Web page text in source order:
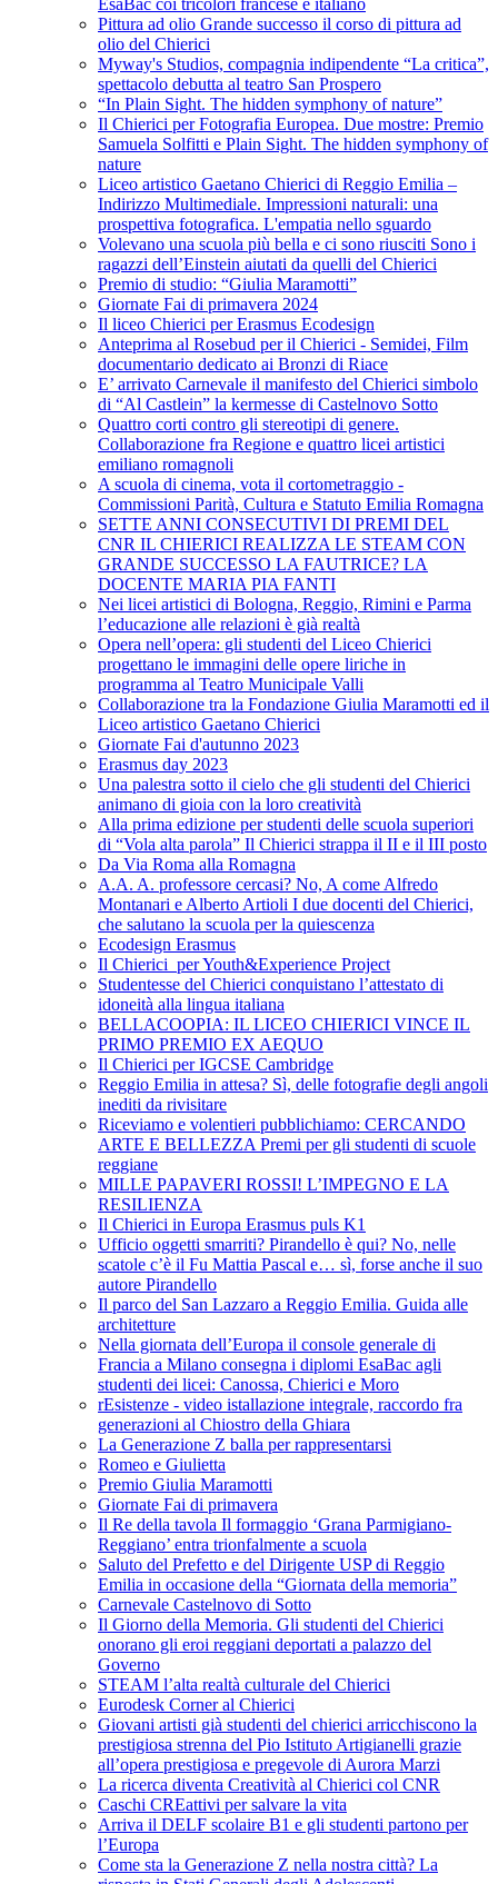
EsaBac coi tricolori francese e italiano
Pittura ad olio Grande successo il corso di pittura ad
olio del Chierici
Myway's Studios, compagnia indipendente “La critica”,
spettacolo debutta al teatro San Prospero
“In Plain Sight. The hidden symphony of nature”
Il Chierici per Fotografia Europea. Due mostre: Premio
Samuela Solfitti e Plain Sight. The hidden symphony of
nature
Liceo artistico Gaetano Chierici di Reggio Emilia –
Indirizzo Multimediale. Impressioni naturali: una
prospettiva fotografica. L'empatia nello sguardo
Volevano una scuola più bella e ci sono riusciti Sono i
ragazzi dell’Einstein aiutati da quelli del Chierici
Premio di studio: “Giulia Maramotti”
Giornate Fai di primavera 2024
Il liceo Chierici per Erasmus Ecodesign
Anteprima al Rosebud per il Chierici - Semidei, Film
documentario dedicato ai Bronzi di Riace
E’ arrivato Carnevale il manifesto del Chierici simbolo
di “Al Castlein” la kermesse di Castelnovo Sotto
Quattro corti contro gli stereotipi di genere.
Collaborazione fra Regione e quattro licei artistici
emiliano romagnoli
A scuola di cinema, vota il cortometraggio -
Commissioni Parità, Cultura e Statuto Emilia Romagna
SETTE ANNI CONSECUTIVI DI PREMI DEL
CNR IL CHIERICI REALIZZA LE STEAM CON
GRANDE SUCCESSO LA FAUTRICE? LA
DOCENTE MARIA PIA FANTI
Nei licei artistici di Bologna, Reggio, Rimini e Parma
l’educazione alle relazioni è già realtà
Opera nell’opera: gli studenti del Liceo Chierici
progettano le immagini delle opere liriche in
programma al Teatro Municipale Valli
Collaborazione tra la Fondazione Giulia Maramotti ed il
Liceo artistico Gaetano Chierici
Giornate Fai d'autunno 2023
Erasmus day 2023
Una palestra sotto il cielo che gli studenti del Chierici
animano di gioia con la loro creatività
Alla prima edizione per studenti delle scuola superiori
di “Vola alta parola” Il Chierici strappa il II e il III posto
Da Via Roma alla Romagna
A.A. A. professore cercasi? No, A come Alfredo
Montanari e Alberto Artioli I due docenti del Chierici,
che salutano la scuola per la quiescenza
Ecodesign Erasmus
Il Chierici per Youth&Experience Project
Studentesse del Chierici conquistano l’attestato di
idoneità alla lingua italiana
BELLACOOPIA: IL LICEO CHIERICI VINCE IL
PRIMO PREMIO EX AEQUO
Il Chierici per IGCSE Cambridge
Reggio Emilia in attesa? Sì, delle fotografie degli angoli
inediti da rivisitare
Riceviamo e volentieri pubblichiamo: CERCANDO
ARTE E BELLEZZA Premi per gli studenti di scuole
reggiane
MILLE PAPAVERI ROSSI! L’IMPEGNO E LA
RESILIENZA
Il Chierici in Europa Erasmus puls K1
Ufficio oggetti smarriti? Pirandello è qui? No, nelle
scatole c’è il Fu Mattia Pascal e… sì, forse anche il suo
autore Pirandello
Il parco del San Lazzaro a Reggio Emilia. Guida alle
architetture
Nella giornata dell’Europa il console generale di
Francia a Milano consegna i diplomi EsaBac agli
studenti dei licei: Canossa, Chierici e Moro
rEsistenze - video istallazione integrale, raccordo fra
generazioni al Chiostro della Ghiara
La Generazione Z balla per rappresentarsi
Romeo e Giulietta
Premio Giulia Maramotti
Giornate Fai di primavera
Il Re della tavola Il formaggio ‘Grana Parmigiano-
Reggiano’ entra trionfalmente a scuola
Saluto del Prefetto e del Dirigente USP di Reggio
Emilia in occasione della “Giornata della memoria”
Carnevale Castelnovo di Sotto
Il Giorno della Memoria. Gli studenti del Chierici
onorano gli eroi reggiani deportati a palazzo del
Governo
STEAM l’alta realtà culturale del Chierici
Eurodesk Corner al Chierici
Giovani artisti già studenti del chierici arricchiscono la
prestigiosa strenna del Pio Istituto Artigianelli grazie
all’opera prestigiosa e pregevole di Aurora Marzi
La ricerca diventa Creatività al Chierici col CNR
Caschi CREattivi per salvare la vita
Arriva il DELF scolaire B1 e gli studenti partono per
l’Europa
Come sta la Generazione Z nella nostra città? La